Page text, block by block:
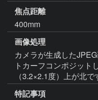
焦点距離
400mm
画像処理
カメラが生成した
トカーフコンポジット
（3.2×2.1度）上が北で
特記事項